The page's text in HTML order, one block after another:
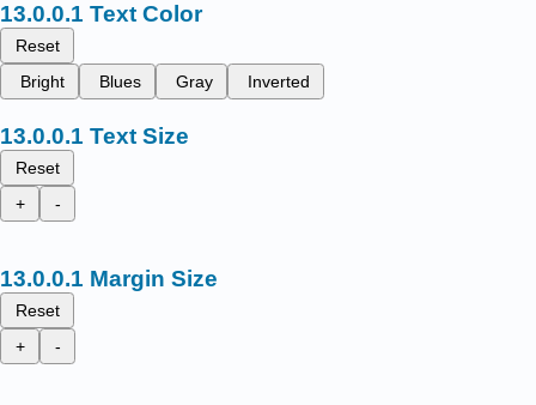
Text Color
Reset
Bright
Blues Gray Inverted
Text Size
Reset
+
-
Margin Size
Reset
+
-